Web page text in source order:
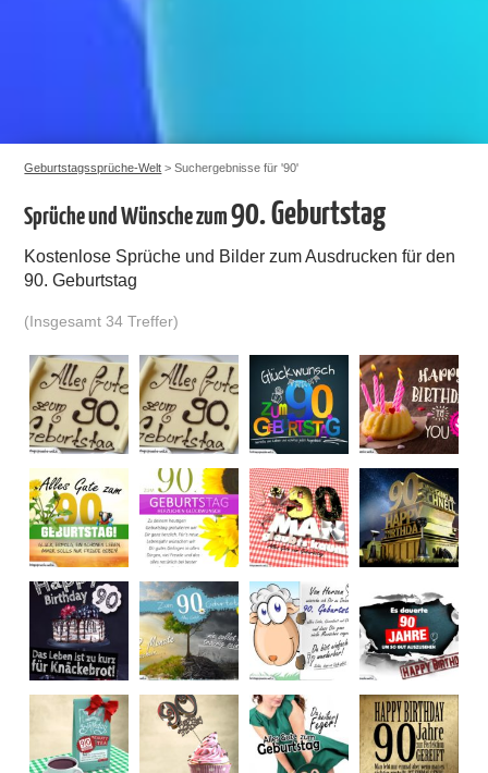
Geburtstagssprüche-Welt > Suchergebnisse für '90'
Sprüche und Wünsche zum90. Geburtstag
Kostenlose Sprüche und Bilder zum Ausdrucken für den
90. Geburtstag
(Insgesamt 34 Treffer)